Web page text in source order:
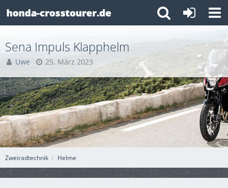
Zweiradtechnik Helme
Sena Impuls Klapphelm
Uwe 25. März 2023